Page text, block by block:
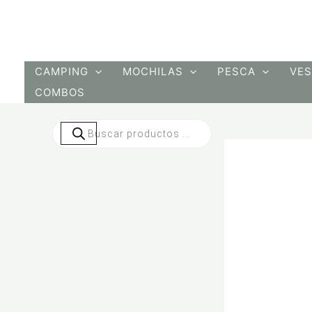
CAMPING MOCHILAS PESCA
COMBOS
Búsqueda
productos